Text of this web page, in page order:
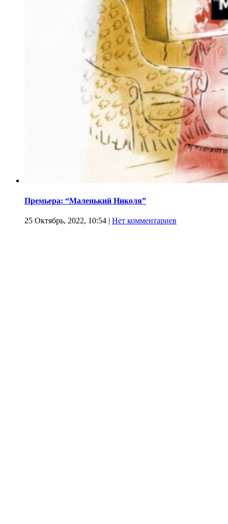
Премьера: “Маленький Николя”
25 Октябрь, 2022, 10:54 | Нет комментариев